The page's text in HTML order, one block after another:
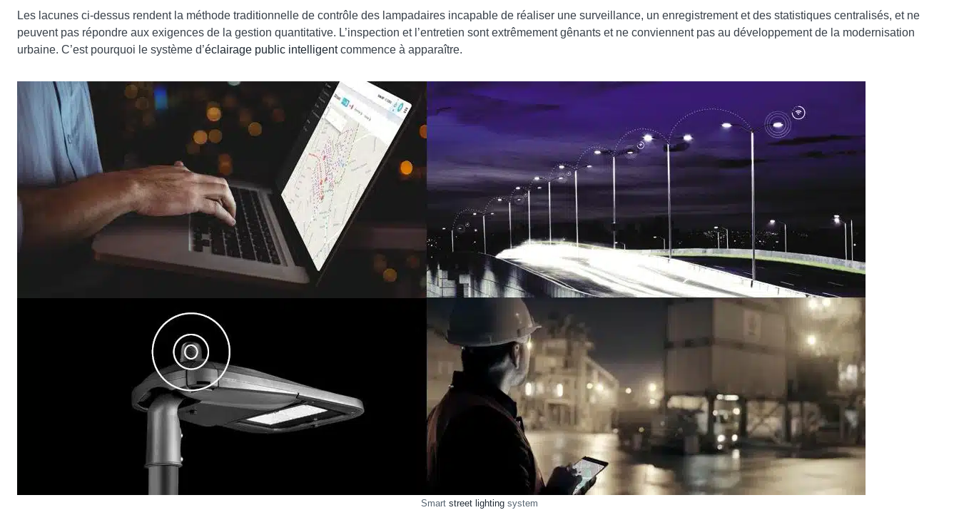
Les lacunes ci-dessus rendent la méthode traditionnelle de contrôle des lampadaires incapable de réaliser une surveillance, un enregistrement et des statistiques centralisés, et ne
peuvent pas répondre aux exigences de la gestion quantitative. L’inspection et l’entretien sont extrêmement gênants et ne conviennent pas au développement de la modernisation
urbaine. C’est pourquoi le système d’éclairage public intelligentcommence à apparaître.
Smart street lighting system